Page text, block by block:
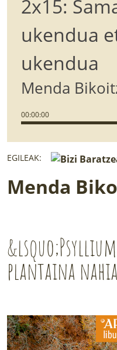
2x15:
ukendua
ukendua
Menda
00:00:00
EGILEAK:
Menda
plantaina